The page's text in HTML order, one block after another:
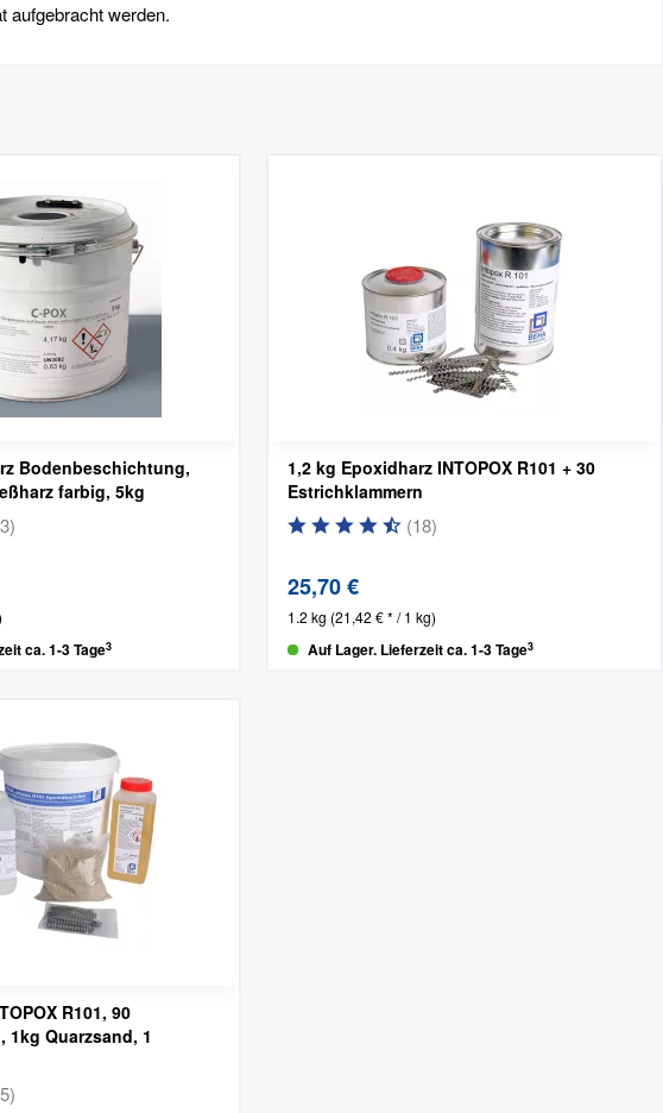
aufgebracht werden.
Bodenbeschichtung,
farbig, 5kg
)
ca. 1-3 Tage3
1,2 kg Epoxidharz INTOPOX R101 + 30
Estrichklammern
(18)
25,70 €
1.2 kg (21,42 € * / 1 kg)
Auf Lager. Lieferzeit ca. 1-3 Tage3
R101, 90
1kg Quarzsand, 1
)